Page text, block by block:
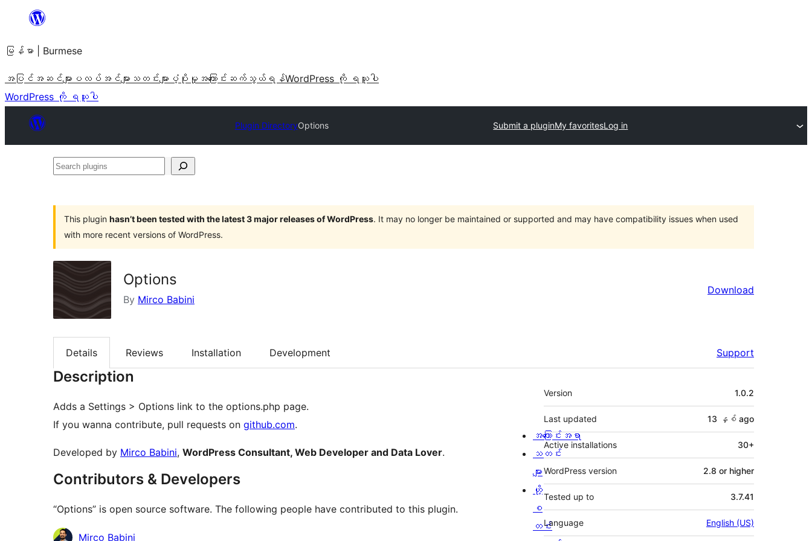
အကြောင်းအရာ
ကျော်သွား
ရန်
မြန်မာ | Burmese
အပြင်အဆင်များ ပလပ်အင်များ သတင်းများ ပံ့ပိုးမှု အကြောင်း ဆက်သွယ်ရန်WordPress ကို ရယူပါ
WordPress ကို ရယူပါ
Plugin DirectoryOptions Submit a pluginMy favoritesLog in
Search
This plugin hasn’t been tested with the latest 3 major releases of WordPress. It may no longer be maintained or supported and may have compatibility issues when used
with more recent versions of WordPress.
Options
By Mirco Babini
Download
Details Reviews Installation Development Support
Description
Adds a Settings > Options link to the options.php page.
If you wanna contribute, pull requests on github.com.
Developed by Mirco Babini, WordPress Consultant, Web Developer and Data Lover.
Contributors & Developers
“Options” is open source software. The following people have contributed to this plugin.
Contributors
Mirco Babini
Meta
Version 1.0.2
Last updated 13 နှစ် ago
Active installations 30+
WordPress version 2.8 or higher
Tested up to 3.7.41
Language English (US)
အကြောင်းအရာ
သတင်း
များ
ဟို့
စ
တင်း